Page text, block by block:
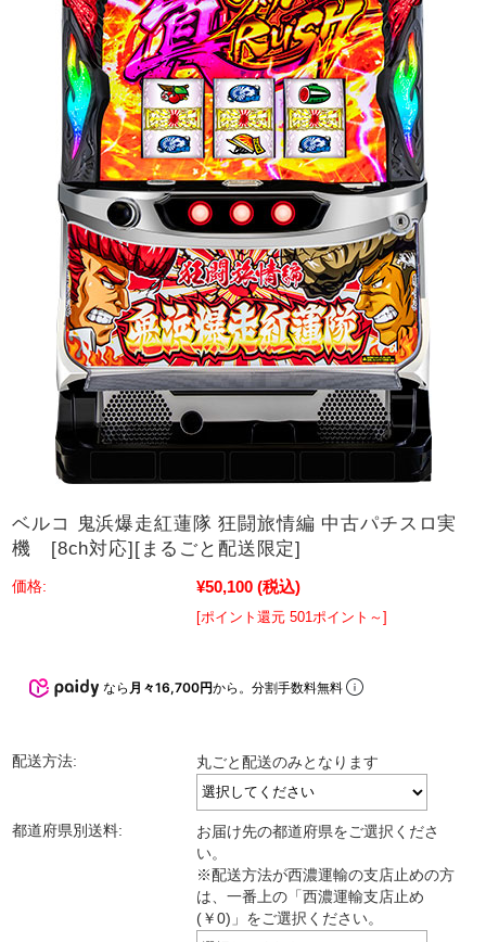
ベルコ 鬼浜爆走紅蓮隊 狂闘旅情編 中古パチスロ実
機 [8ch対応][まるごと配送限定]
価格: ¥50,100 (税込)
[ポイント還元 501ポイント～]
なら 月々16,700円から。分割手数料無料
配送方法: 丸ごと配送のみとなります
都道府県別送料:
お届け先の都道府県をご選択くださ
い。
※配送方法が西濃運輸の支店止めの方
は、一番上の「西濃運輸支店止め
(￥0)」をご選択ください。